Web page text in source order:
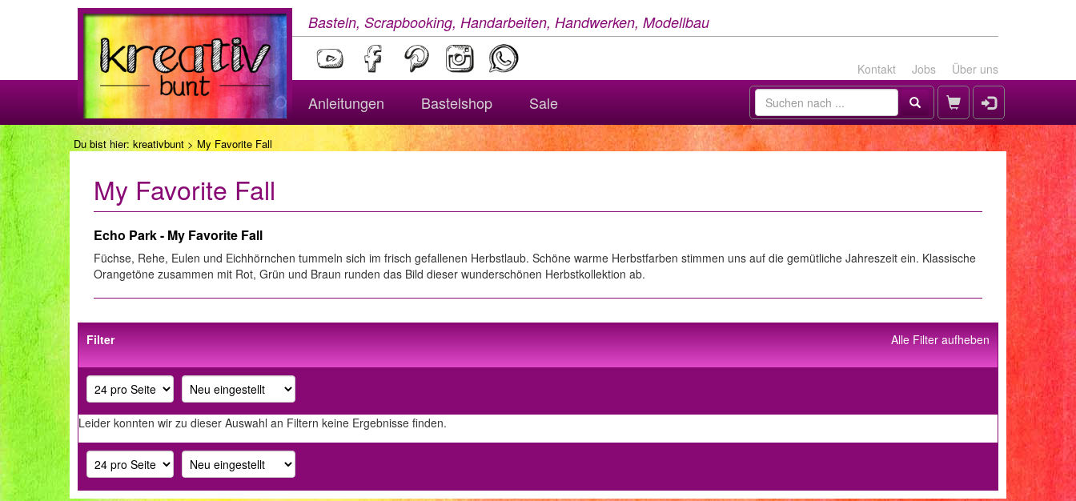
Basteln, Scrapbooking, Handarbeiten, Handwerken, Modellbau
Kontakt Jobs Über uns
Anleitungen Bastelshop Sale
Du bist hier: kreativbunt > My Favorite Fall
My Favorite Fall
Echo Park - My Favorite Fall
Füchse, Rehe, Eulen und Eichhörnchen tummeln sich im frisch gefallenen Herbstlaub. Schöne warme Herbstfarben stimmen uns auf die gemütliche Jahreszeit ein. Klassische
Orangetöne zusammen mit Rot, Grün und Braun runden das Bild dieser wunderschönen Herbstkollektion ab.
Alle Filter aufheben
Filter
Leider konnten wir zu dieser Auswahl an Filtern keine Ergebnisse finden.